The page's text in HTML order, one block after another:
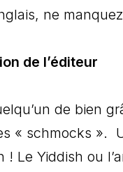
ne
de l’éditeur
de bien
« schmocks ».
! Le Yiddish ou